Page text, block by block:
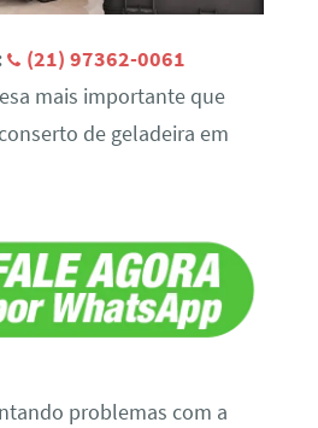
(21) 97362-0061
mais importante que
de geladeira em
problemas com a